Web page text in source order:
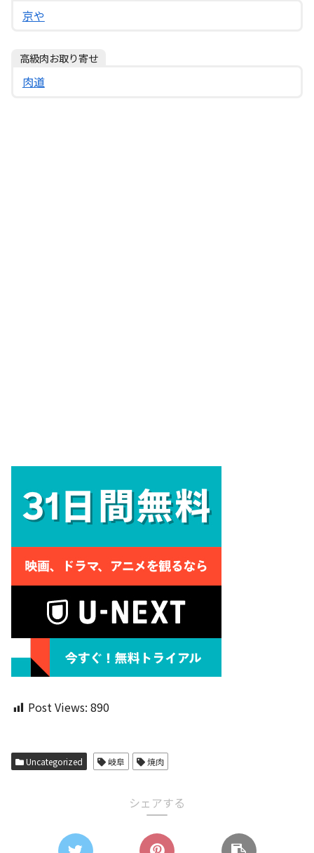
京や
高級肉お取り寄せ
肉道
Post Views: 890
Uncategorized 岐阜 焼肉
シェアする